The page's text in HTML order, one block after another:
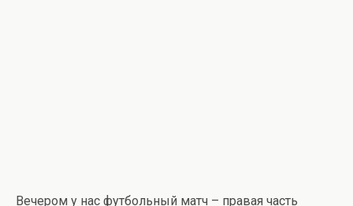
Вечером у нас футбольный матч – правая часть